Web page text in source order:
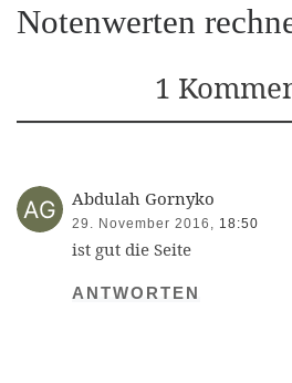
Notenwerten
1
Abdulah Gornyko
29. November 2016, 18:50
ist gut die Seite
ANTWORTEN